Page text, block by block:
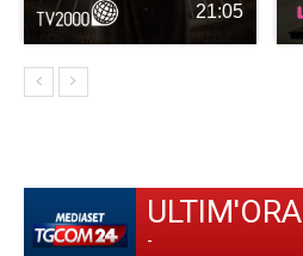
21:05
ULTIM'ORA
-